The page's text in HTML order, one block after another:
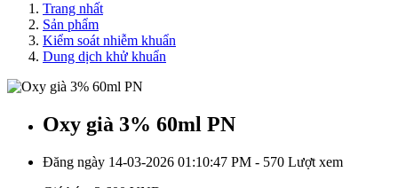
Trang nhất
Sản phẩm
Kiểm soát nhiễm khuẩn
Dung dịch khử khuẩn
Oxy già 3% 60ml PN
Đăng ngày 14-03-2026 01:10:47 PM - 570 Lượt xem